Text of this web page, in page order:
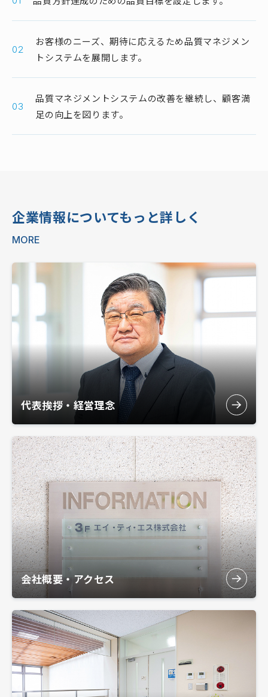
02
お客様のニーズ、期待に応えるため品質マネジメン
トシステムを展開します。
03
品質マネジメントシステムの改善を継続し、顧客満
足の向上を図ります。
企業情報についてもっと詳しく
MORE
代表挨拶・経営理念
会社概要・アクセス